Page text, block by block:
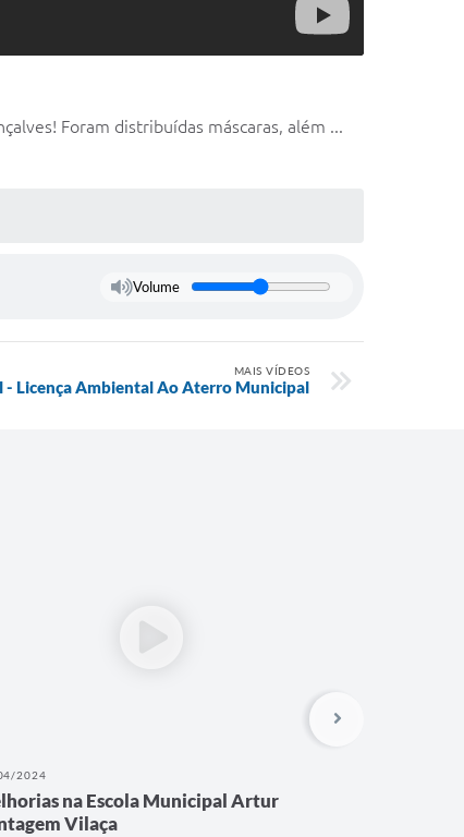
Foram distribuídas máscaras, além ...
Volume
MAIS VÍDEOS
- Licença Ambiental Ao Aterro Municipal
2024
na Escola Municipal Artur
Vilaça